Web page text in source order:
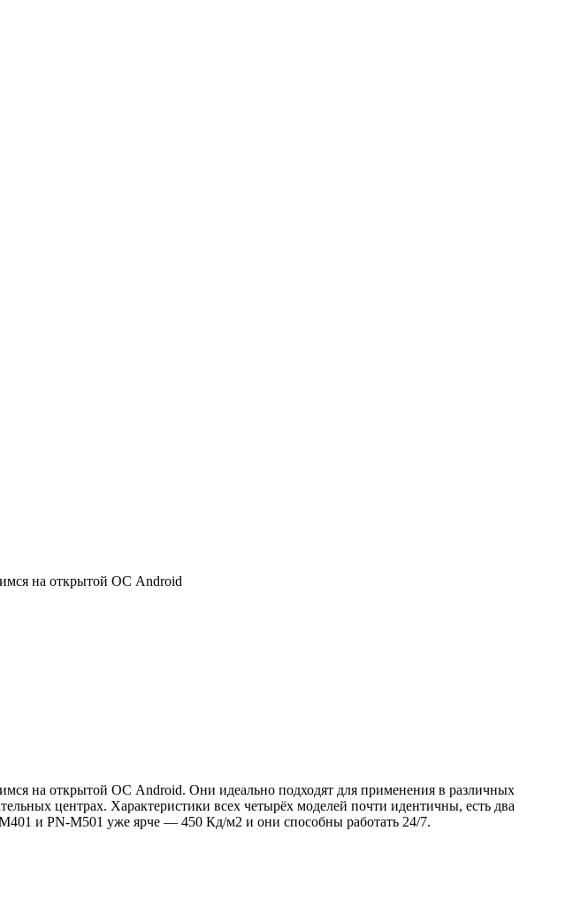
на открытой ОС Android
на открытой ОС Android. Они идеально подходят для применения в различных
центрах. Характеристики всех четырёх моделей почти идентичны, есть два
и PN-M501 уже ярче — 450 Кд/м2 и они способны работать 24/7.